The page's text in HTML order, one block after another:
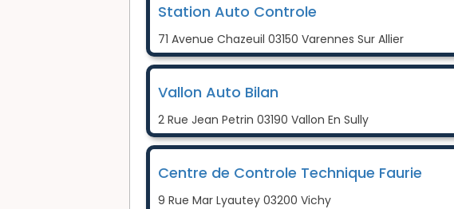
Station Auto Controle
71 Avenue Chazeuil 03150 Varennes Sur Allier
Vallon Auto Bilan
2 Rue Jean Petrin 03190 Vallon En Sully
Centre de Controle Technique Faurie
9 Rue Mar Lyautey 03200 Vichy